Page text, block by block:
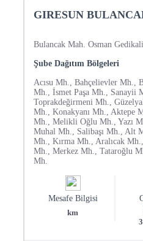
GIRESUN
Bulancak Mah. Osman
Şube Dağıtım Bölgeleri
Acısu Mh., Bahçelievler Mh.,
Mh., İsmet Paşa Mh., Sanayii
Toprakdeğirmeni Mh.,
Mh., Konakyanı Mh., Aktepe
Mh., Melikli Oğlu Mh., Yazı
Muhal Mh., Salibaşı Mh., Alt
Mh., Kırma Mh., Aralıcak
Mh., Merkez Mh., Tataroğlu
Mh.
Mesafe Bilgisi
km